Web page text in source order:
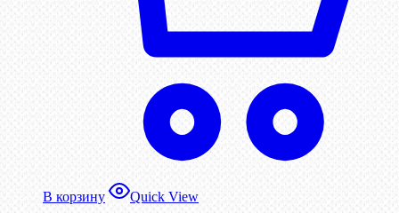
В корзину Quick View